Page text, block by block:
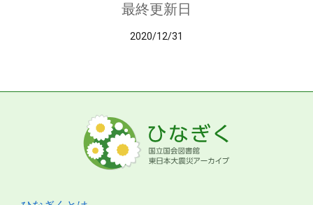
最終更新日
2020/12/31